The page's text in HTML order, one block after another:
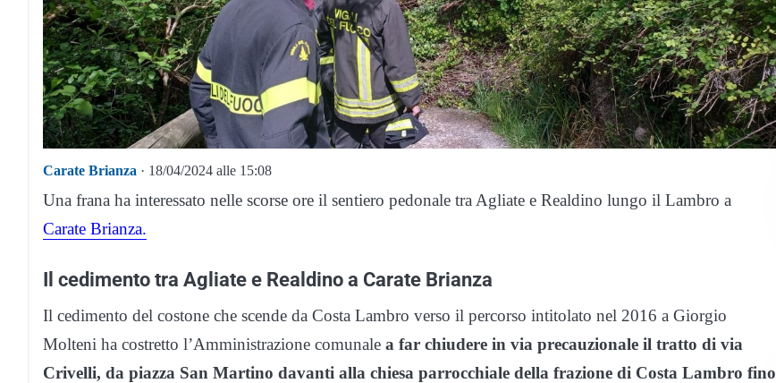
Carate Brianza · 18/04/2024 alle 15:08
Una frana ha interessato nelle scorse ore il sentiero pedonale tra Agliate e Realdino lungo il Lambro a
Carate Brianza.
Il cedimento tra Agliate e Realdino a Carate Brianza
Il cedimento del costone che scende da Costa Lambro verso il percorso intitolato nel 2016 a Giorgio
Molteni ha costretto l’Amministrazione comunale a far chiudere in via precauzionale il tratto di via
Crivelli, da piazza San Martino davanti alla chiesa parrocchiale della frazione di Costa Lambro fino